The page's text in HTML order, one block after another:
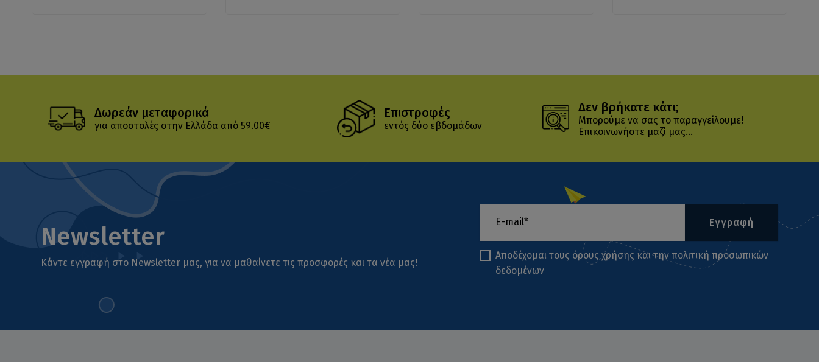
Δωρεάν μεταφορικά
για αποστολές στην Ελλάδα από 59.00€
Επιστροφές
εντός δύο εβδομάδων
Δεν βρήκατε κάτι;
Μπορούμε να σας το παραγγείλουμε!
Επικοινωνήστε μαζί μας...
Newsletter
Κάντε εγγραφή στο Newsletter μας, για να μαθαίνετε τις προσφορές και τα νέα μας!
Εγγραφή
Αποδέχομαι τους όρους χρήσης και την πολιτική προσωπικών
δεδομένων